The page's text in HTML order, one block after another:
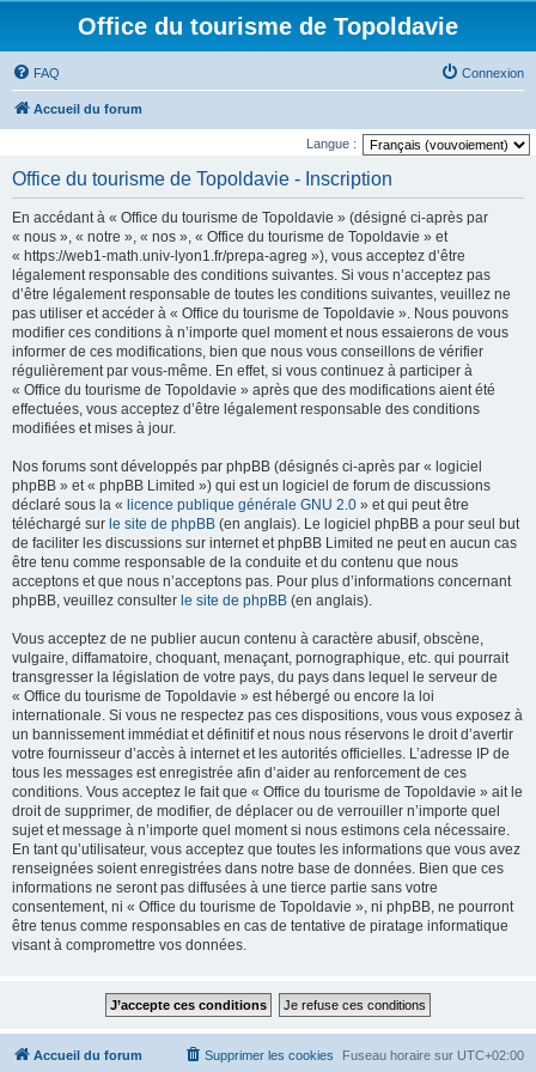
Office du tourisme de Topoldavie
FAQ Connexion
Accueil du forum
Langue :
Office du tourisme de Topoldavie - Inscription
En accédant à « Office du tourisme de Topoldavie » (désigné ci-après par
« nous », « notre », « nos », « Office du tourisme de Topoldavie » et
« https://web1-math.univ-lyon1.fr/prepa-agreg »), vous acceptez d’être
légalement responsable des conditions suivantes. Si vous n’acceptez pas
d’être légalement responsable de toutes les conditions suivantes, veuillez ne
pas utiliser et accéder à « Office du tourisme de Topoldavie ». Nous pouvons
modifier ces conditions à n’importe quel moment et nous essaierons de vous
informer de ces modifications, bien que nous vous conseillons de vérifier
régulièrement par vous-même. En effet, si vous continuez à participer à
« Office du tourisme de Topoldavie » après que des modifications aient été
effectuées, vous acceptez d’être légalement responsable des conditions
modifiées et mises à jour.
Nos forums sont développés par phpBB (désignés ci-après par « logiciel
phpBB » et « phpBB Limited ») qui est un logiciel de forum de discussions
déclaré sous la « licence publique générale GNU 2.0 » et qui peut être
téléchargé sur le site de phpBB (en anglais). Le logiciel phpBB a pour seul but
de faciliter les discussions sur internet et phpBB Limited ne peut en aucun cas
être tenu comme responsable de la conduite et du contenu que nous
acceptons et que nous n’acceptons pas. Pour plus d’informations concernant
phpBB, veuillez consulter le site de phpBB (en anglais).
Vous acceptez de ne publier aucun contenu à caractère abusif, obscène,
vulgaire, diffamatoire, choquant, menaçant, pornographique, etc. qui pourrait
transgresser la législation de votre pays, du pays dans lequel le serveur de
« Office du tourisme de Topoldavie » est hébergé ou encore la loi
internationale. Si vous ne respectez pas ces dispositions, vous vous exposez à
un bannissement immédiat et définitif et nous nous réservons le droit d’avertir
votre fournisseur d’accès à internet et les autorités officielles. L’adresse IP de
tous les messages est enregistrée afin d’aider au renforcement de ces
conditions. Vous acceptez le fait que « Office du tourisme de Topoldavie » ait le
droit de supprimer, de modifier, de déplacer ou de verrouiller n’importe quel
sujet et message à n’importe quel moment si nous estimons cela nécessaire.
En tant qu’utilisateur, vous acceptez que toutes les informations que vous avez
renseignées soient enregistrées dans notre base de données. Bien que ces
informations ne seront pas diffusées à une tierce partie sans votre
consentement, ni « Office du tourisme de Topoldavie », ni phpBB, ne pourront
être tenus comme responsables en cas de tentative de piratage informatique
visant à compromettre vos données.
Accueil du forum Fuseau horaire sur UTC+02:00
Supprimer les cookies